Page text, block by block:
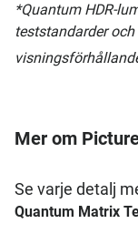
*Quantum HDR-
teststandarder
Mer om
Se varje detalj
Quantum Matrix